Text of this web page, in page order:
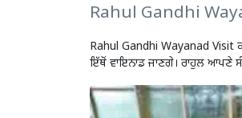
Rahul Gandhi
Rahul Gandhi Wayanad Visit
ਇੱਥੋਂ ਵਾਇਨਾਡ ਜਾਣਗੇ। ਰਾਹੁਲ ਆਪਣੇ